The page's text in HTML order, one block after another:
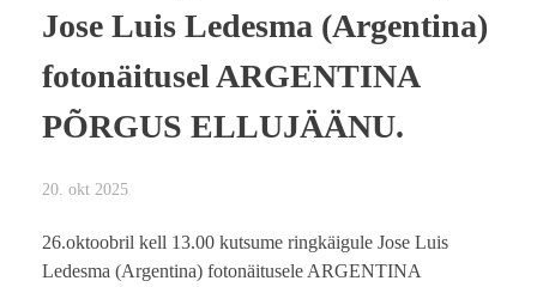
Jose Luis Ledesma (Argentina)
fotonäitusel ARGENTINA
PÕRGUS ELLUJÄÄNU.
20. okt 2025
26.oktoobril kell 13.00 kutsume ringkäigule Jose Luis
Ledesma (Argentina) fotonäitusele ARGENTINA